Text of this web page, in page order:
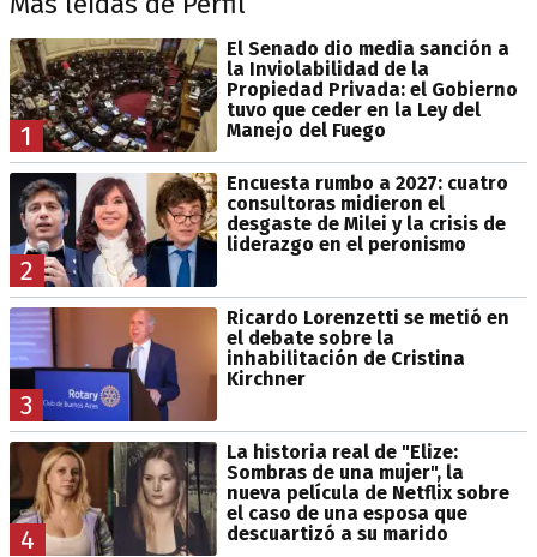
1
El Senado dio media sanción a
la Inviolabilidad de la
Propiedad Privada: el Gobierno
tuvo que ceder en la Ley del
Manejo del Fuego
2
Encuesta rumbo a 2027: cuatro
consultoras midieron el
desgaste de Milei y la crisis de
liderazgo en el peronismo
3
Ricardo Lorenzetti se metió en
el debate sobre la
inhabilitación de Cristina
Kirchner
4
La historia real de "Elize:
Sombras de una mujer", la
nueva película de Netflix sobre
el caso de una esposa que
descuartizó a su marido